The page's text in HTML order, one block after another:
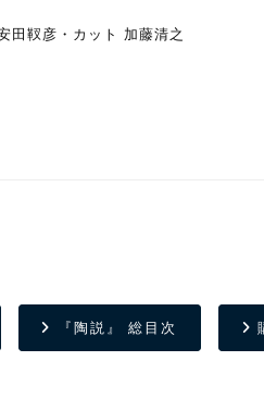
田靫彦・カット 加藤清之
『陶説』 総目次